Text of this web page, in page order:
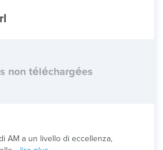
non téléchargées
AM a un livello di eccellenza,